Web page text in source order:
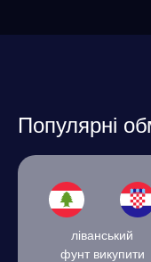
Популярні
ліванський
фунт викупити